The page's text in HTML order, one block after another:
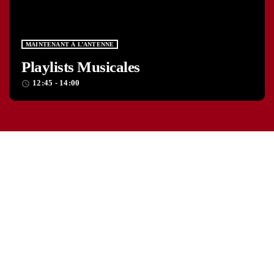
MAINTENANT À L’ANTENNE
Playlists Musicales
access_time 12:45 - 14:00